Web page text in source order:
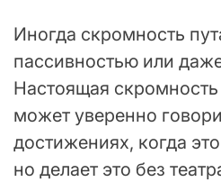
Иногда скромность
пассивностью или
Настоящая скромность
может уверенно
достижениях, когда
но делает это без